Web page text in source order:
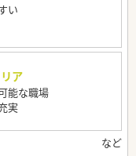
い
ア
能な職場
実